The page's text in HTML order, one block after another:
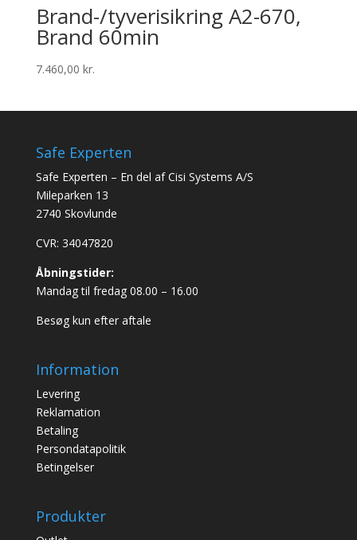
Brand-/tyverisikring A2-670,
Brand 60min
7.460,00 kr.
Safe Experten
Safe Experten – En del af Cisi Systems A/S
Mileparken 13
2740 Skovlunde
CVR: 34047820
Åbningstider:
Mandag til fredag 08.00 – 16.00
Besøg kun efter aftale
Information
Levering
Reklamation
Betaling
Persondatapolitik
Betingelser
Produkter